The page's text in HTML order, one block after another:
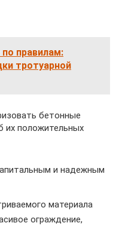
правилам:
тротуарной
бетонные
их положительных
и надежным
материала
ограждение,